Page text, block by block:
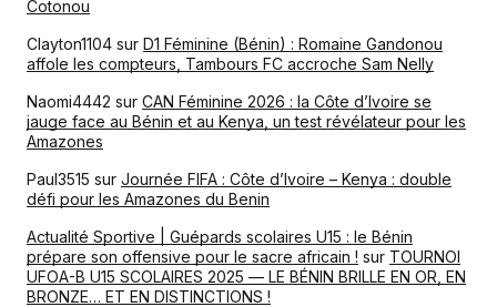
Cotonou
Clayton1104 sur D1 Féminine (Bénin) : Romaine Gandonou
affole les compteurs, Tambours FC accroche Sam Nelly
Naomi4442 sur CAN Féminine 2026 : la Côte d’Ivoire se
jauge face au Bénin et au Kenya, un test révélateur pour les
Amazones
Paul3515 sur Journée FIFA : Côte d’Ivoire – Kenya : double
défi pour les Amazones du Benin
Actualité Sportive | Guépards scolaires U15 : le Bénin
prépare son offensive pour le sacre africain ! sur TOURNOI
UFOA-B U15 SCOLAIRES 2025 — LE BÉNIN BRILLE EN OR, EN
BRONZE… ET EN DISTINCTIONS !